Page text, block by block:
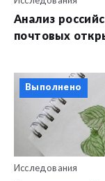
Анализ
почтовых
Выполнено
Исследования